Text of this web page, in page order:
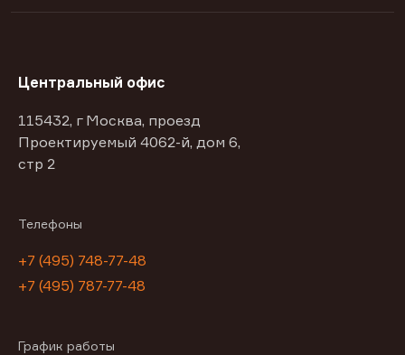
Центральный офис
115432, г Москва, проезд
Проектируемый 4062-й, дом 6,
стр 2
Телефоны
+7 (495) 748-77-48
+7 (495) 787-77-48
График работы